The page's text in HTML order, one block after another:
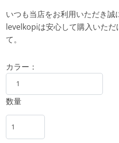
いつも当店をお利用いただき誠
levelkopiは安心して購入いただ
て。
カラー：
数量